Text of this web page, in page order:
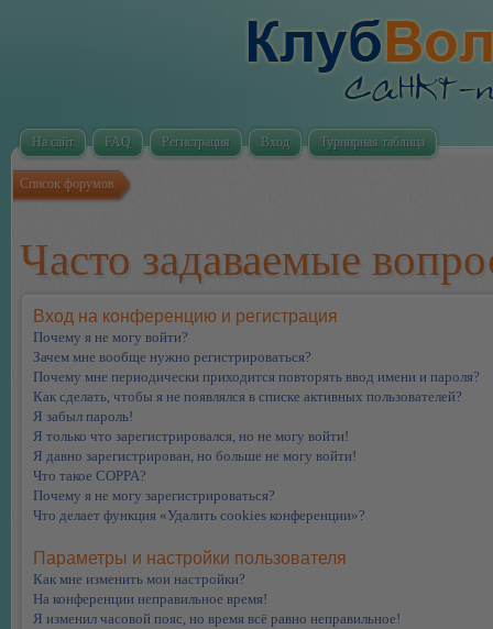
На сайт FAQ Регистрация Вход Турнирная таблица
Список форумов
Часто задаваемые
Вход на конференцию и регистрация
Почему я не могу войти?
Зачем мне вообще нужно регистрироваться?
Почему мне периодически приходится повторять ввод имени и пароля?
Как сделать, чтобы я не появлялся в списке активных пользователей?
Я забыл пароль!
Я только что зарегистрировался, но не могу войти!
Я давно зарегистрирован, но больше не могу войти!
Что такое COPPA?
Почему я не могу зарегистрироваться?
Что делает функция «Удалить cookies конференции»?
Параметры и настройки пользователя
Как мне изменить мои настройки?
На конференции неправильное время!
Я изменил часовой пояс, но время всё равно неправильное!